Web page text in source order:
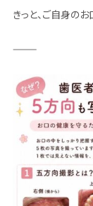
きっと、ご自身の
⸻